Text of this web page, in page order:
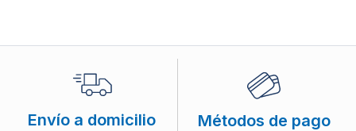
Envío a domicilio Métodos de pago